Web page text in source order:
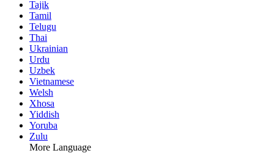
Tajik
Tamil
Telugu
Thai
Ukrainian
Urdu
Uzbek
Vietnamese
Welsh
Xhosa
Yiddish
Yoruba
Zulu
More Language